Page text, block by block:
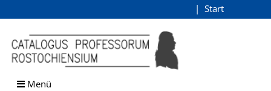
Browsen
direkt zum Inhalt
Start
Menü